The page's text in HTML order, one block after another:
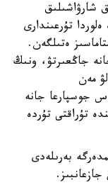
شارۋاشىلىق
تۇرعىندارى
100 پايىز قامتاماسىز ەتىلگەن.
جاڭعىرتۋ، ونىڭ
مەن
جوسپارعا جانە
تۇراقتى تۇردە
بەرىلەدى